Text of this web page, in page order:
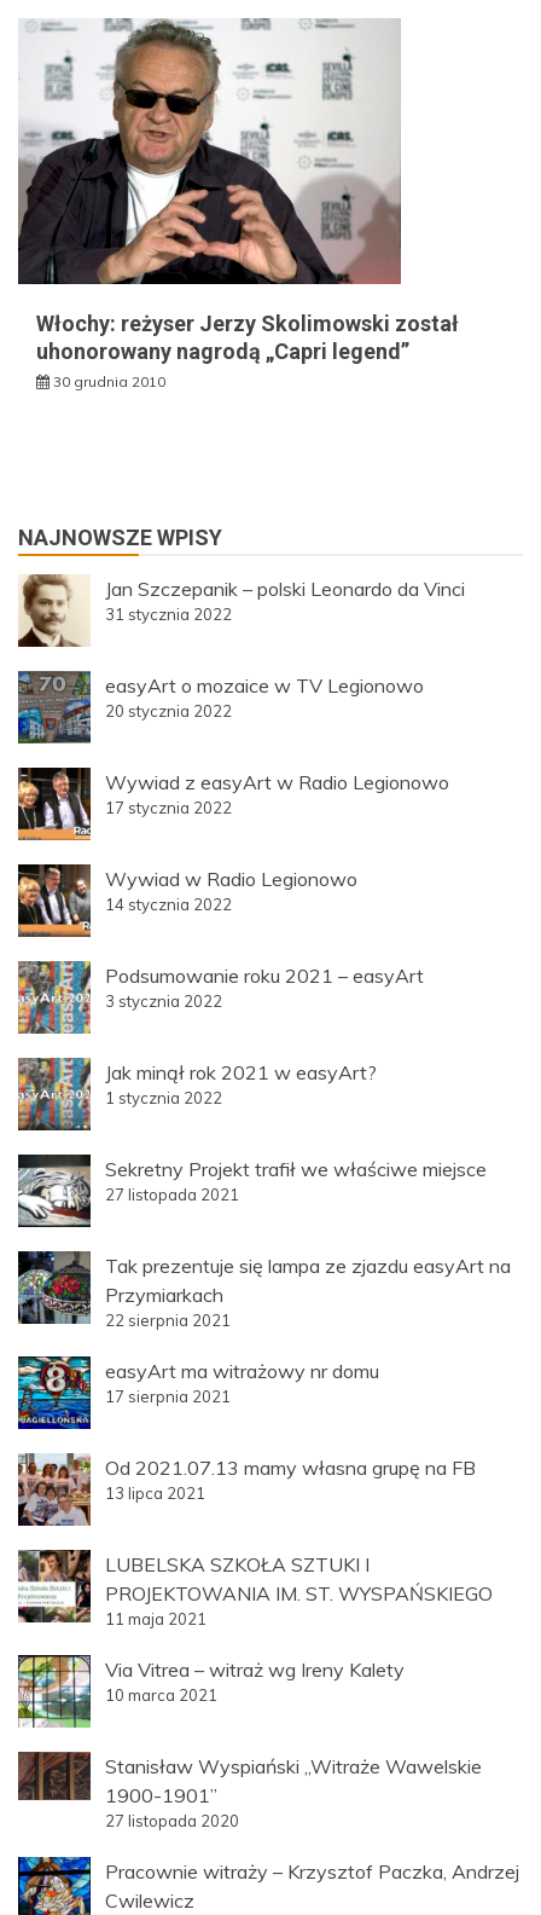
Włochy: reżyser Jerzy Skolimowski został
uhonorowany nagrodą „Capri legend”
30 grudnia 2010
NAJNOWSZE WPISY
Jan Szczepanik – polski Leonardo da Vinci
31 stycznia 2022
easyArt o mozaice w TV Legionowo
20 stycznia 2022
Wywiad z easyArt w Radio Legionowo
17 stycznia 2022
Wywiad w Radio Legionowo
14 stycznia 2022
Podsumowanie roku 2021 – easyArt
3 stycznia 2022
Jak minął rok 2021 w easyArt?
1 stycznia 2022
Sekretny Projekt trafił we właściwe miejsce
27 listopada 2021
Tak prezentuje się lampa ze zjazdu easyArt na
Przymiarkach
22 sierpnia 2021
easyArt ma witrażowy nr domu
17 sierpnia 2021
Od 2021.07.13 mamy własna grupę na FB
13 lipca 2021
LUBELSKA SZKOŁA SZTUKI I
PROJEKTOWANIA IM. ST. WYSPAŃSKIEGO
11 maja 2021
Via Vitrea – witraż wg Ireny Kalety
10 marca 2021
Stanisław Wyspiański „Witraże Wawelskie
1900-1901”
27 listopada 2020
Pracownie witraży – Krzysztof Paczka, Andrzej
Cwilewicz